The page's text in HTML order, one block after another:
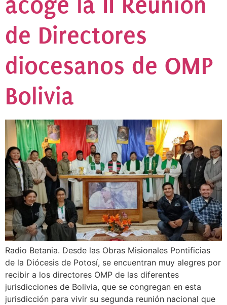
de Directores
diocesanos de OMP
Bolivia
Radio Betania. Desde las Obras Misionales Pontificias
de la Diócesis de Potosí, se encuentran muy alegres por
recibir a los directores OMP de las diferentes
jurisdicciones de Bolivia, que se congregan en esta
jurisdicción para vivir su segunda reunión nacional que